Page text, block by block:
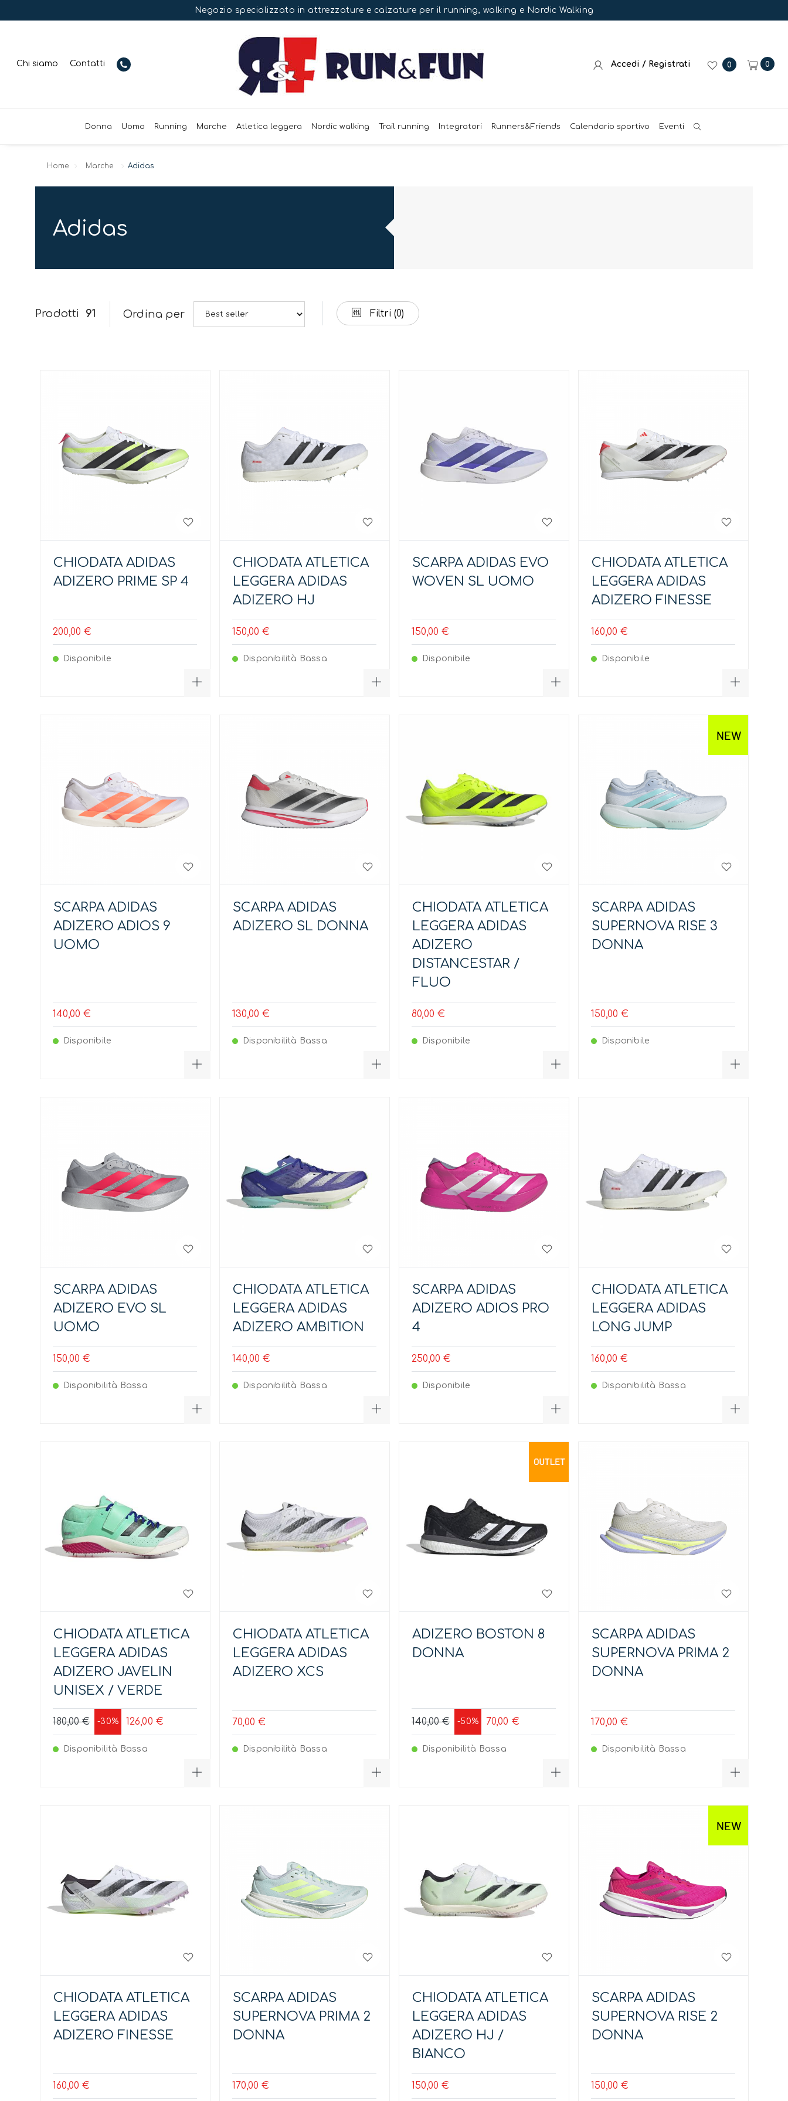
Negozio specializzato in attrezzature e calzature per il running, walking e Nordic Walking
Chi siamo Contatti Accedi / Registrati 0 0
Donna Uomo Running Marche Atletica leggera Nordic walking Trail running Integratori Runners&Friends Calendario sportivo Eventi
Home Marche Adidas
Adidas
Prodotti 91 Ordina per Filtri (0)
CHIODATA ADIDAS
ADIZERO PRIME SP 4
200,00 €
Disponibile
CHIODATA ATLETICA
LEGGERA ADIDAS
ADIZERO HJ
150,00 €
Disponibilità Bassa
SCARPA ADIDAS EVO
WOVEN SL UOMO
150,00 €
Disponibile
CHIODATA ATLETICA
LEGGERA ADIDAS
ADIZERO FINESSE
160,00 €
Disponibile
SCARPA ADIDAS
ADIZERO ADIOS 9
UOMO
140,00 €
Disponibile
SCARPA ADIDAS
ADIZERO SL DONNA
130,00 €
Disponibilità Bassa
CHIODATA ATLETICA
LEGGERA ADIDAS
ADIZERO
DISTANCESTAR /
FLUO
80,00 €
Disponibile
SCARPA ADIDAS
SUPERNOVA RISE 3
DONNA
150,00 €
Disponibile
SCARPA ADIDAS
ADIZERO EVO SL
UOMO
150,00 €
Disponibilità Bassa
CHIODATA ATLETICA
LEGGERA ADIDAS
ADIZERO AMBITION
140,00 €
Disponibilità Bassa
SCARPA ADIDAS
ADIZERO ADIOS PRO
4
250,00 €
Disponibile
CHIODATA ATLETICA
LEGGERA ADIDAS
LONG JUMP
160,00 €
Disponibilità Bassa
CHIODATA ATLETICA
LEGGERA ADIDAS
ADIZERO JAVELIN
UNISEX / VERDE
180,00 € -30% 126,00 €
Disponibilità Bassa
CHIODATA ATLETICA
LEGGERA ADIDAS
ADIZERO XCS
70,00 €
Disponibilità Bassa
ADIZERO BOSTON 8
DONNA
140,00 € -50% 70,00 €
Disponibilità Bassa
SCARPA ADIDAS
SUPERNOVA PRIMA 2
DONNA
170,00 €
Disponibilità Bassa
CHIODATA ATLETICA
LEGGERA ADIDAS
ADIZERO FINESSE
160,00 €
SCARPA ADIDAS
SUPERNOVA PRIMA 2
DONNA
170,00 €
CHIODATA ATLETICA
LEGGERA ADIDAS
ADIZERO HJ /
BIANCO
150,00 €
SCARPA ADIDAS
SUPERNOVA RISE 2
DONNA
150,00 €